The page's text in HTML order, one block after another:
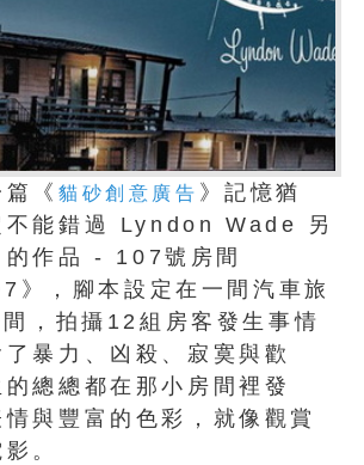
《 貓砂創意廣告 》記憶猶
不能錯過 Lyndon Wade 另
的作品 - 107號房間
》，腳本設定在一間汽車旅
，拍攝12組房客發生事情
暴力、凶殺、寂寞與歡
總總都在那小房間裡發
與豐富的色彩，就像觀賞
。